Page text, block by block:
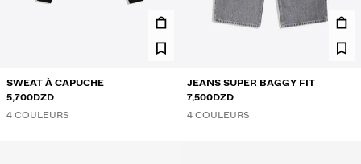
SWEAT À CAPUCHE
5,700DZD
4 COULEURS
JEANS SUPER BAGGY FIT
7,500DZD
4 COULEURS
SELLERS